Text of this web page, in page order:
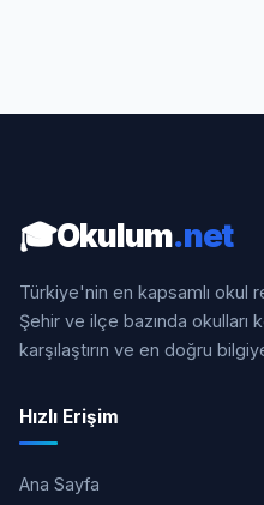
🎓Okulum.net
Türkiye'nin en kapsamlı okul
Şehir ve ilçe bazında okulları
karşılaştırın ve en doğru
Hızlı Erişim
Ana Sayfa